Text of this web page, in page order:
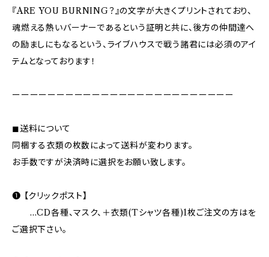
『ARE YOU BURNING？』の文字が大きくプリントされており、
魂燃える熱いバーナーであるという証明と共に、後方の仲間達へ
の励ましにもなるという、ライブハウスで戦う諸君には必須のアイ
テムとなっております！
ーーーーーーーーーーーーーーーーーーーーーーーーー
◼︎送料について
同梱する衣類の枚数によって送料が変わります。
お手数ですが決済時に選択をお願い致します。
❶ 【クリックポスト】
…CD各種、マスク、＋衣類(Tシャツ各種)1枚ご注文の方はを
ご選択下さい。